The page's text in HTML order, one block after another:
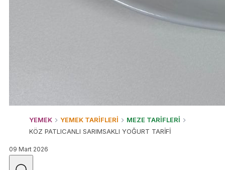
YEMEK YEMEK TARİFLERİ
MEZE TARİFLERİ
KÖZ PATLICANLI SARIMSAKLI YOĞURT TARİFİ
09 Mart 2026